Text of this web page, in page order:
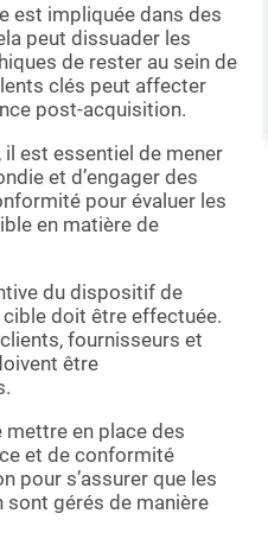
est impliquée dans des
peut dissuader les
de rester au sein de
clés peut affecter
post-acquisition.
est essentiel de mener
et d’engager des
pour évaluer les
en matière de
du dispositif de
doit être effectuée.
fournisseurs et
être
en place des
et de conformité
pour s’assurer que les
gérés de manière